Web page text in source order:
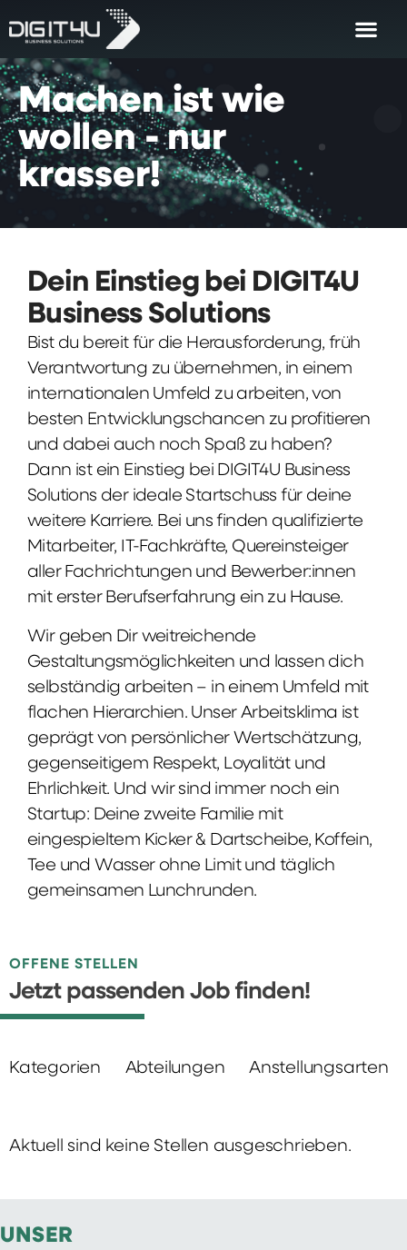
Machen ist wie
wollen - nur
krasser!
Dein Einstieg bei DIGIT4U
Business Solutions
Bist du bereit für die Herausforderung, früh
Verantwortung zu übernehmen, in einem
internationalen Umfeld zu arbeiten, von
besten Entwicklungschancen zu profitieren
und dabei auch noch Spaß zu haben?
Dann ist ein Einstieg bei DIGIT4U Business
Solutions der ideale Startschuss für deine
weitere Karriere. Bei uns finden qualifizierte
Mitarbeiter, IT-Fachkräfte, Quereinsteiger
aller Fachrichtungen und Bewerber:innen
mit erster Berufserfahrung ein zu Hause.
Wir geben Dir weitreichende
Gestaltungsmöglichkeiten und lassen dich
selbständig arbeiten – in einem Umfeld mit
flachen Hierarchien. Unser Arbeitsklima ist
geprägt von persönlicher Wertschätzung,
gegenseitigem Respekt, Loyalität und
Ehrlichkeit. Und wir sind immer noch ein
Startup: Deine zweite Familie mit
eingespieltem Kicker & Dartscheibe, Koffein,
Tee und Wasser ohne Limit und täglich
gemeinsamen Lunchrunden.
OFFENE STELLEN
Jetzt passenden Job finden!
Kategorien Abteilungen Anstellungsarten
Aktuell sind keine Stellen ausgeschrieben.
UNSER